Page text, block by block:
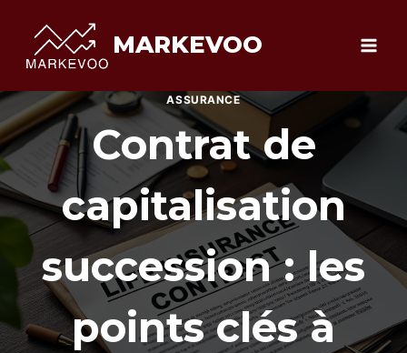
contenu
MARKEVOO
ASSURANCE
Contrat de
capitalisation
succession : les
points clés à